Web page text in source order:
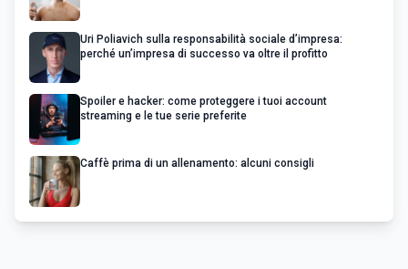
Uri Poliavich sulla responsabilità sociale d’impresa:
perché un’impresa di successo va oltre il profitto
Spoiler e hacker: come proteggere i tuoi account
streaming e le tue serie preferite
Caffè prima di un allenamento: alcuni consigli